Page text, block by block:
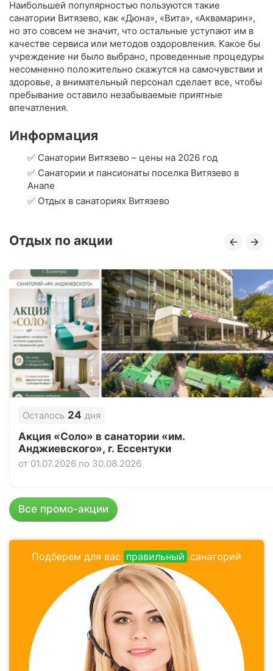
Наибольшей популярностью пользуются такие
санатории Витязево, как «Дюна», «Вита», «Аквамарин»,
но это совсем не значит, что остальные уступают им в
качестве сервиса или методов оздоровления. Какое бы
учреждение ни было выбрано, проведенные процедуры
несомненно положительно скажутся на самочувствии и
здоровье, а внимательный персонал сделает все, чтобы
пребывание оставило незабываемые приятные
впечатления.
Информация
✅ Санатории Витязево – цены на 2026 год
✅ Санатории и пансионаты поселка Витязево в
Анапе
✅ Отдых в санаториях Витязево
Отдых по акции
Осталось 24 дня
Акция «Соло» в санатории «им.
Анджиевского», г. Ессентуки
от 01.07.2026 по 30.08.2026
Все промо-акции
Подберем для вас правильный санаторий